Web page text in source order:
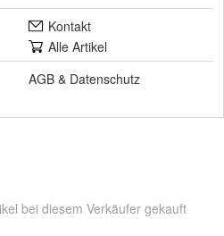
Kontakt
Alle Artikel
AGB & Datenschutz
bei diesem Verkäufer gekauft